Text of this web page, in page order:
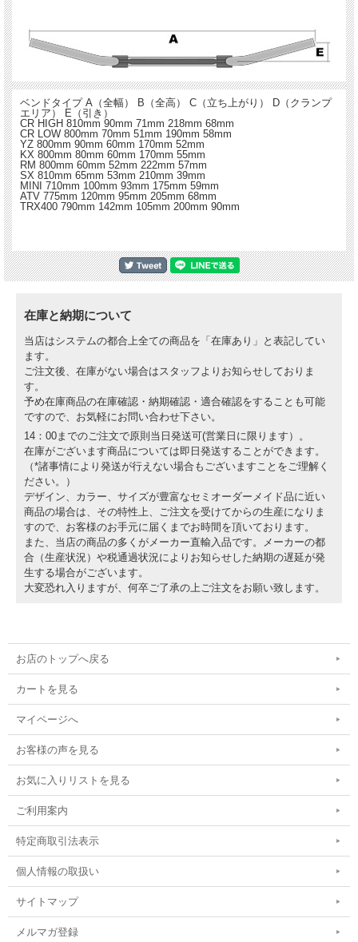
ベンドタイプ A（全幅） B（全高） C（立ち上がり） D（クランプ
エリア） E（引き）
CR HIGH 810mm 90mm 71mm 218mm 68mm
CR LOW 800mm 70mm 51mm 190mm 58mm
YZ 800mm 90mm 60mm 170mm 52mm
KX 800mm 80mm 60mm 170mm 55mm
RM 800mm 60mm 52mm 222mm 57mm
SX 810mm 65mm 53mm 210mm 39mm
MINI 710mm 100mm 93mm 175mm 59mm
ATV 775mm 120mm 95mm 205mm 68mm
TRX400 790mm 142mm 105mm 200mm 90mm
在庫と納期について
当店はシステムの都合上全ての商品を「在庫あり」と表記してい
ます。
ご注文後、在庫がない場合はスタッフよりお知らせしておりま
す。
予め在庫商品の在庫確認・納期確認・適合確認をすることも可能
ですので、お気軽にお問い合わせ下さい。
14：00までのご注文で原則当日発送可(営業日に限ります）。
在庫がございます商品については即日発送することができます。
（*諸事情により発送が行えない場合もございますことをご理解く
ださい。）
デザイン、カラー、サイズが豊富なセミオーダーメイド品に近い
商品の場合は、その特性上、ご注文を受けてからの生産になりま
すので、お客様のお手元に届くまでお時間を頂いております。
また、当店の商品の多くがメーカー直輸入品です。メーカーの都
合（生産状況）や税通過状況によりお知らせした納期の遅延が発
生する場合がございます。
大変恐れ入りますが、何卒ご了承の上ご注文をお願い致します。
お店のトップへ戻る
カートを見る
マイページへ
お客様の声を見る
お気に入りリストを見る
ご利用案内
特定商取引法表示
個人情報の取扱い
サイトマップ
メルマガ登録